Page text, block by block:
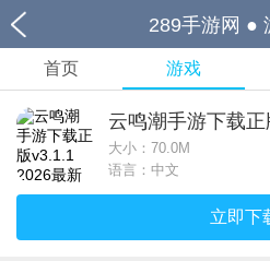
289手游网 ●
首页 游戏
云鸣潮手游下载
大小： 70.0M
语言：中文
立即下